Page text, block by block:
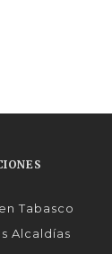
Tabasco
Alcaldías